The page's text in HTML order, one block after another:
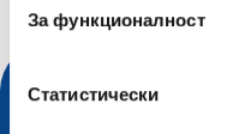
За функционалност
Статистически